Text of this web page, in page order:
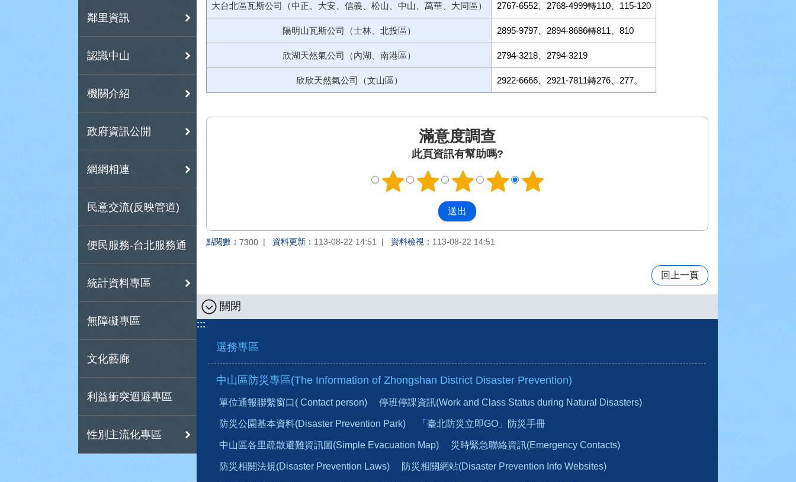
鄰里資訊
認識中山
機關介紹
政府資訊公開
網網相連
民意交流(反映管道)
便民服務-台北服務通
統計資料專區
無障礙專區
文化藝廊
利益衝突迴避專區
性別主流化專區
大台北區瓦斯公司（中正、大安、信義、松山、中山、萬華、大同區） 2767-6552、2768-4999轉110、115-120
陽明山瓦斯公司（士林、北投區） 2895-9797、2894-8686轉811、810
欣湖天然氣公司（內湖、南港區） 2794-3218、2794-3219
欣欣天然氣公司（文山區） 2922-6666、2921-7811轉276、277。
滿意度調查
此頁資訊有幫助嗎?
點閱數： 7300 資料更新： 113-08-22 14:51 資料檢視： 113-08-22 14:51
回上一頁
關閉
:::
選務專區
中山區防災專區(The Information of Zhongshan District Disaster Prevention)
單位通報聯繫窗口( Contact person) 停班停課資訊(Work and Class Status during Natural Disasters)
防災公園基本資料(Disaster Prevention Park) 「臺北防災立即GO」防災手冊
中山區各里疏散避難資訊圖(Simple Evacuation Map) 災時緊急聯絡資訊(Emergency Contacts)
防災相關法規(Disaster Prevention Laws) 防災相關網站(Disaster Prevention Info Websites)